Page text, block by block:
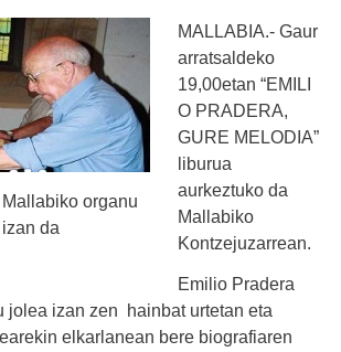
organu
da
MALLABIA.- Gaur
arratsaldeko
19,00etan “EMILI
O PRADERA,
GURE MELODIA”
liburua
aurkeztuko da
Mallabiko
Kontzejuzarrean.
Emilio Pradera
jolea izan zen hainbat urtetan eta
elkarlanean bere biografiaren